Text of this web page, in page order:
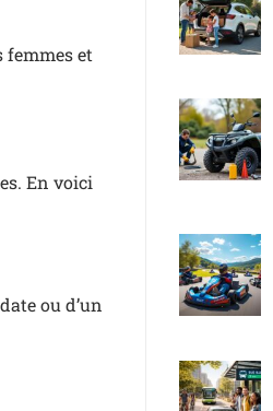
femmes et
En voici
ou d’un